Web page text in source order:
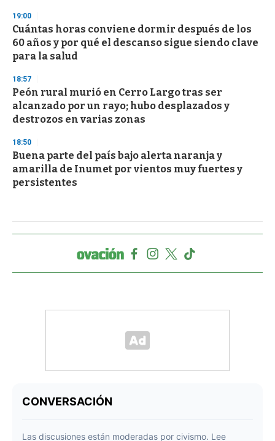
19:00
Cuántas horas conviene dormir después de los
60 años y por qué el descanso sigue siendo clave
para la salud
18:57
Peón rural murió en Cerro Largo tras ser
alcanzado por un rayo; hubo desplazados y
destrozos en varias zonas
18:50
Buena parte del país bajo alerta naranja y
amarilla de Inumet por vientos muy fuertes y
persistentes